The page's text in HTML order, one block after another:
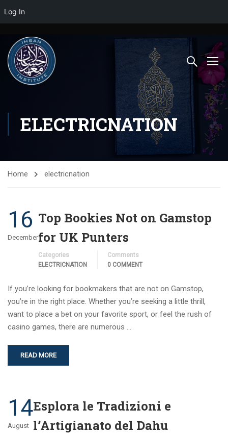
Log In
ELECTRICNATION
Home electricnation
16
December
Top Bookies Not on Gamstop
for UK Punters
Categories
ELECTRICNATION
Comments
0 COMMENT
If you’re looking for bookmakers that are not on Gamstop,
you’re in the right place. Whether you’re seeking a little thrill,
want to place a bet on your favorite sport, or feel the rush of
casino games, there are numerous …
READ MORE
14
August
Esplora le Tradizioni e
l’Artigianato del Dahu